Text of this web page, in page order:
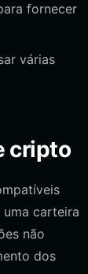
fornecer
várias
cripto
carteira
não
dos